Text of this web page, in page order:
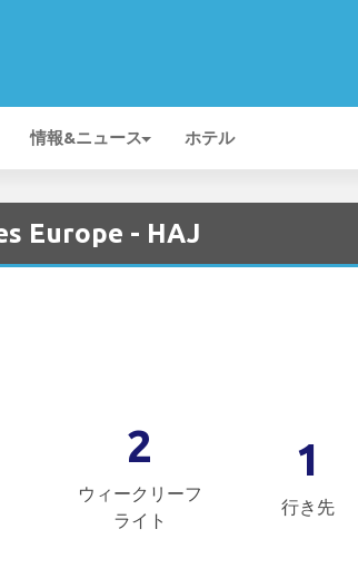
情報&ニュース ホテル
Europe - HAJ
2
ウィークリーフ
ライト
1
行き先